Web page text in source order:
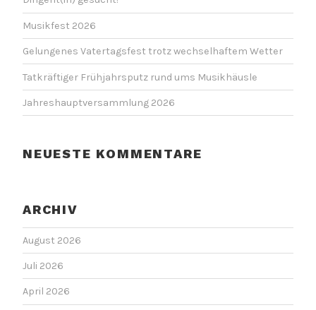
Musikfest 2026
Gelungenes Vatertagsfest trotz wechselhaftem Wetter
Tatkräftiger Frühjahrsputz rund ums Musikhäusle
Jahreshauptversammlung 2026
NEUESTE KOMMENTARE
ARCHIV
August 2026
Juli 2026
April 2026